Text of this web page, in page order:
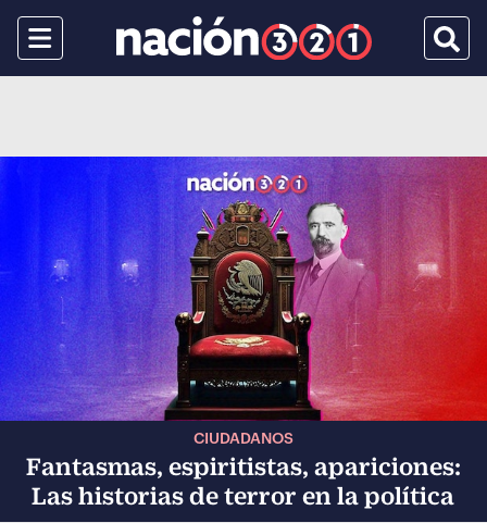
Menu
CIUDADANOS
Fantasmas, espiritistas, apariciones:
Las historias de terror en la política